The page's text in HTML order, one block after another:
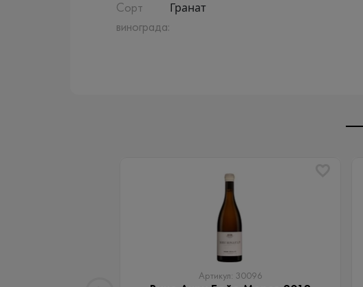
Сорт
винограда:
Гранат
Артикул: 30096